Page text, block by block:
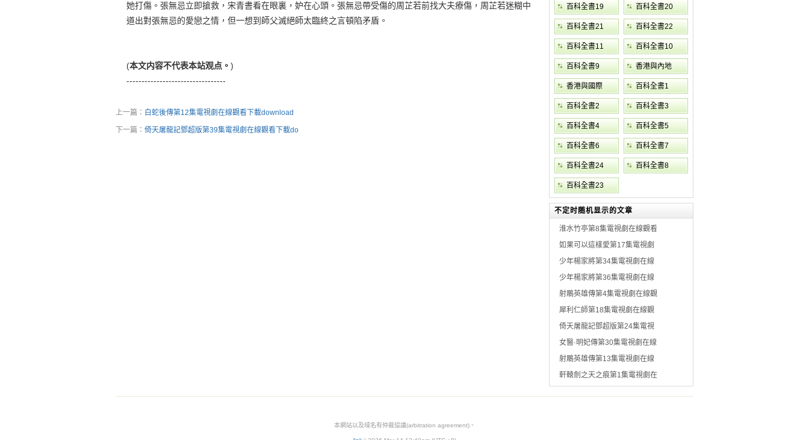
她打傷。張無忌立即搶救，宋青書看在眼裏，妒在心頭。張無忌帶受傷的周芷若前找大夫療傷，周芷若迷糊中
道出對張無忌的愛戀之情，但一想到師父滅絕師太臨終之言頓陷矛盾。
(本文内容不代表本站观点。 )
---------------------------------
上一篇： 白蛇後傳第12集電視劇在線觀看下載download
下一篇： 倚天屠龍記鄧超版第39集電視劇在線觀看下載do
百科全書19 百科全書20
百科全書21 百科全書22
百科全書11 百科全書10
百科全書9 香港與內地
香港與國際 百科全書1
百科全書2 百科全書3
百科全書4 百科全書5
百科全書6 百科全書7
百科全書24 百科全書8
百科全書23
不定时随机显示的文章
淮水竹亭第8集電視劇在線觀看
如果可以這樣愛第17集電視劇
少年楊家將第34集電視劇在線
少年楊家將第36集電視劇在線
射鵰英雄傳第4集電視劇在線觀
犀利仁師第18集電視劇在線觀
倚天屠龍記鄧超版第24集電視
女醫·明妃傳第30集電視劇在線
射鵰英雄傳第13集電視劇在線
軒轅劍之天之痕第1集電視劇在
本網站以及域名有仲裁協議(arbitration agreement)。